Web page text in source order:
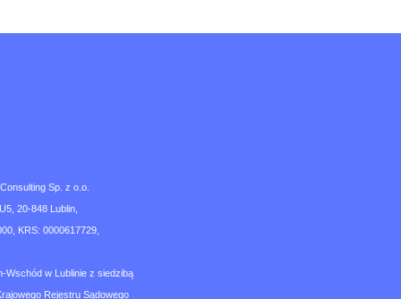
Sp. z o.o.
20-848 Lublin,
KRS: 0000617729,
Wschód w Lublinie z siedzibą
Rejestru Sądowego